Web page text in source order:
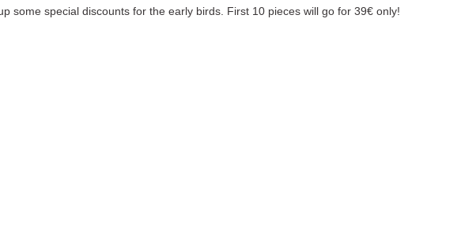
some special discounts for the early birds. First 10 pieces will go for 39€ only!